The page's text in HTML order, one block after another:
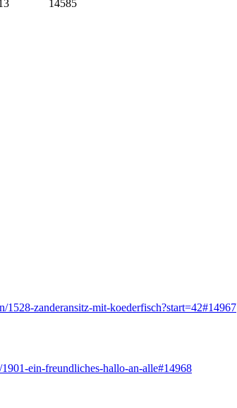
14585
1528-zanderansitz-mit-koederfisch?start=42#14967
ein-freundliches-hallo-an-alle#14968